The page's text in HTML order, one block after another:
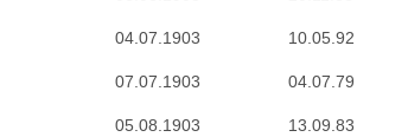
04.07.1903 10.05.92
07.07.1903 04.07.79
05.08.1903 13.09.83